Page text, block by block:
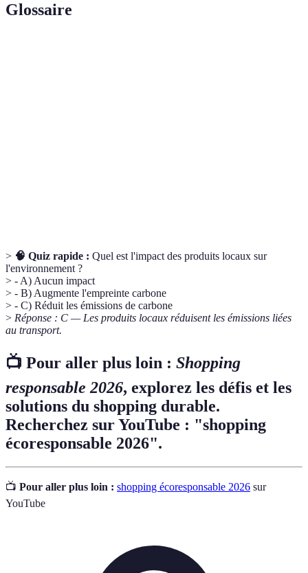
Glossaire
> 🧠 Quiz rapide : Quel est l'impact des produits locaux sur
l'environnement ?
> - A) Aucun impact
> - B) Augmente l'empreinte carbone
> - C) Réduit les émissions de carbone
> Réponse : C — Les produits locaux réduisent les émissions liées
au transport.
📺 Pour aller plus loin : Shopping
responsable 2026, explorez les défis et les
solutions du shopping durable.
Recherchez sur YouTube : "shopping
écoresponsable 2026".
📺 Pour aller plus loin : shopping écoresponsable 2026 sur
YouTube